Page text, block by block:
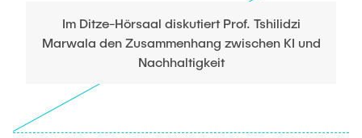
Im Ditze-Hörsaal diskutiert Prof. Tshilidzi
Marwala den Zusammenhang zwischen KI und
Nachhaltigkeit